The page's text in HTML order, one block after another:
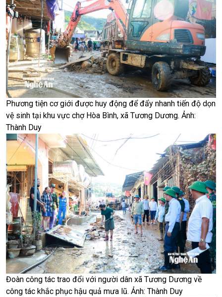
Phương tiện cơ giới được huy động để đẩy nhanh tiến độ dọn
vệ sinh tại khu vực chợ Hòa Bình, xã Tương Dương. Ảnh:
Thành Duy
Đoàn công tác trao đổi với người dân xã Tương Dương về
công tác khắc phục hậu quả mưa lũ. Ảnh: Thành Duy